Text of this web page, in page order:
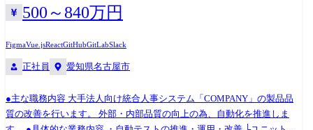
OS:Windows キーボード:JIS/US ※選択可 技術スタック サーバーサイド:
Java, TypeScript, Kotlin, COBOL フロントエンド: 開発言語:HTML, CSS,
ア: Oracle Database, PostgreSQL, Amazon DynamoDB ミドルウェア: Nginx,
Apache Tomcat, IBM WebSphere クラウド: AWS, GCP, Azure, OCI CI/CD:
Zabbix, AppDynamics, Datadog デザインツール: Figma ソースコード管理:
GitHub, AWS CodeCommit, Gitlab, Subversion タスク管理: GitHub issues,
500～840万円
FigmaVue.jsReactGitHubGitLabSlack
正社員 愛知県名古屋市
●主な職務内容 大手法人向け統合人事システム「COMPANY」の製品品
質の改善を行います。 外部・内部品質の向上の為、自動化を推進しま